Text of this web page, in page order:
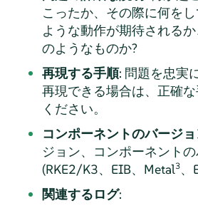
こったか、その際に何を
ような動作が期待される
のようなものか?
再現する手順: 問題を忠実
再現できる場合は、正確
ください。
コンポーネントのバージ
ジョン、コンポーネント
(RKE2/K3、EIB、Metal3、
関連するログ: